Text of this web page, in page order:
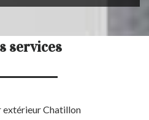
services
extérieur Chatillon